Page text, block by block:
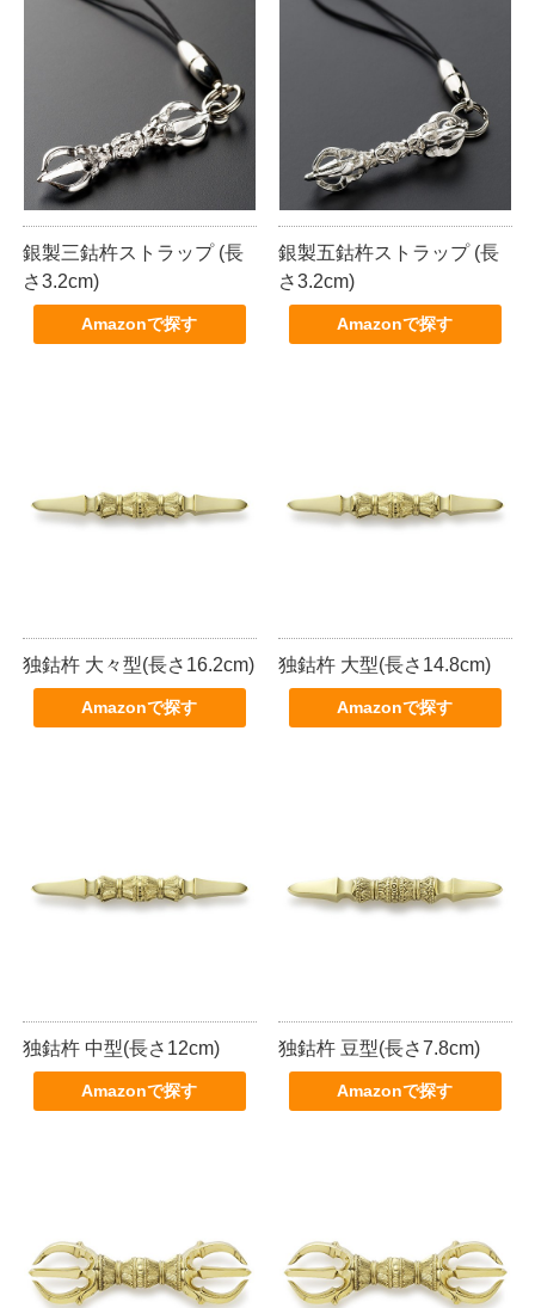
銀製三鈷杵ストラップ (長
さ3.2cm)
Amazonで探す
銀製五鈷杵ストラップ (長
さ3.2cm)
Amazonで探す
独鈷杵 大々型(長さ16.2cm)
Amazonで探す
独鈷杵 大型(長さ14.8cm)
Amazonで探す
独鈷杵 中型(長さ12cm)
Amazonで探す
独鈷杵 豆型(長さ7.8cm)
Amazonで探す